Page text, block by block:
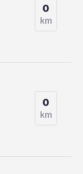
0
km
0
km